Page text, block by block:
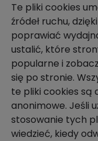
Te pliki cookies
źródeł ruchu,
poprawiać
ustalić, które
popularne i
się po stronie.
te pliki cookies są
anonimowe. Jeśli
stosowanie tych
wiedzieć, kiedy